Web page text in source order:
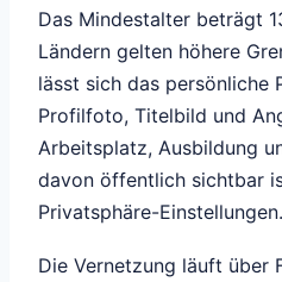
Das Mindestalter beträgt
Ländern gelten höhere
lässt sich das persönliche
Profilfoto, Titelbild und
Arbeitsplatz, Ausbildung
davon öffentlich sichtbar
Privatsphäre-Einstellungen.
Die Vernetzung läuft über